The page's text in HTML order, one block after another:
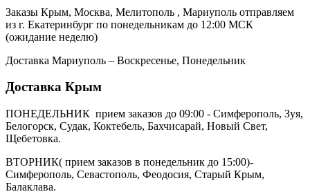
Заказы Крым, Москва, Мелитополь , Мариуполь отправляем
из г. Екатеринбург по понедельникам до 12:00 МСК
(ожидание неделю)
Доставка Мариуполь – Воскресенье, Понедельник
Доставка Крым
ПОНЕДЕЛЬНИК прием заказов до 09:00 - Симферополь, Зуя,
Белогорск, Судак, Коктебель, Бахчисарай, Новый Свет,
Щебетовка.
ВТОРНИК( прием заказов в понедельник до 15:00)-
Симферополь, Севастополь, Феодосия, Старый Крым,
Балаклава.